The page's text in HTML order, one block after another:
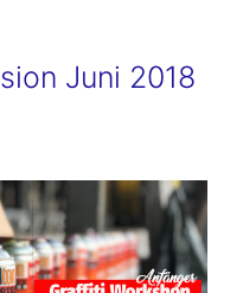
Juni 2018